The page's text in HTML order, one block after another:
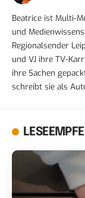
Beatrice ist Multi-
und
Regionalsender
und VJ ihre TV-
ihre Sachen
schreibt sie als